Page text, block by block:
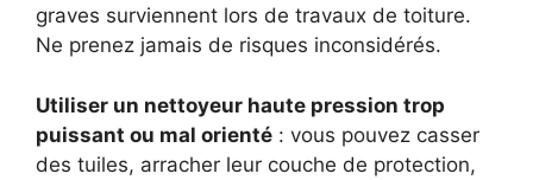
graves surviennent lors de travaux de toiture.
Ne prenez jamais de risques inconsidérés.
Utiliser un nettoyeur haute pression trop
puissant ou mal orienté : vous pouvez casser
des tuiles, arracher leur couche de protection,